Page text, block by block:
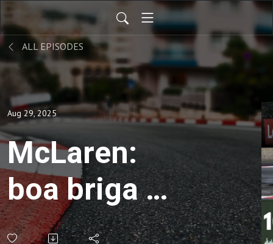
ALL EPISODES
Aug 29, 2025
McLaren:
boa briga ou
disputa sem